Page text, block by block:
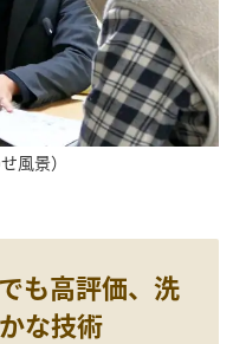
風景）
も高評価、洗
な技術